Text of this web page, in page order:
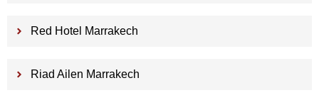
Red Hotel Marrakech
Riad Ailen Marrakech